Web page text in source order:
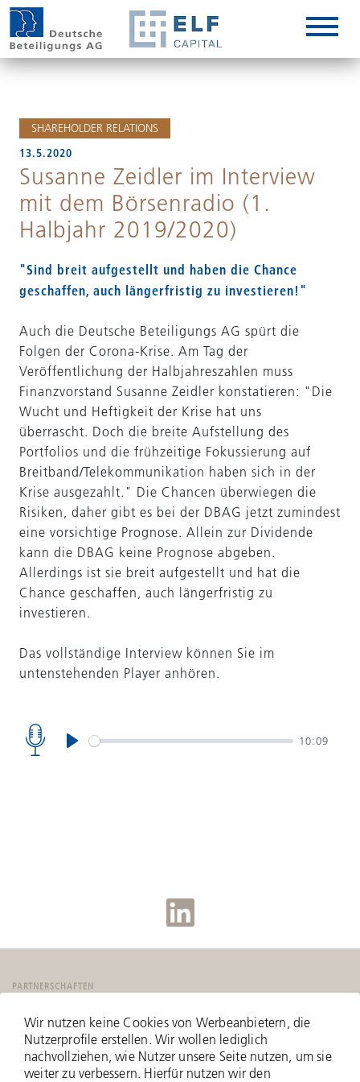
SHAREHOLDER RELATIONS
13.5.2020
Susanne Zeidler im Interview
mit dem Börsenradio (1.
Halbjahr 2019/2020)
"Sind breit aufgestellt und haben die Chance
geschaffen, auch längerfristig zu investieren!"
Auch die Deutsche Beteiligungs AG spürt die
Folgen der Corona-Krise. Am Tag der
Veröffentlichung der Halbjahreszahlen muss
Finanzvorstand Susanne Zeidler konstatieren: "Die
Wucht und Heftigkeit der Krise hat uns
überrascht. Doch die breite Aufstellung des
Portfolios und die frühzeitige Fokussierung auf
Breitband/Telekommunikation haben sich in der
Krise ausgezahlt." Die Chancen überwiegen die
Risiken, daher gibt es bei der DBAG jetzt zumindest
eine vorsichtige Prognose. Allein zur Dividende
kann die DBAG keine Prognose abgeben.
Allerdings ist sie breit aufgestellt und hat die
Chance geschaffen, auch längerfristig zu
investieren.
Das vollständige Interview können Sie im
untenstehenden Player anhören.
10:09
PARTNERSCHAFTEN
Wir nutzen keine Cookies von Werbeanbietern, die
Nutzerprofile erstellen. Wir wollen lediglich
nachvollziehen, wie Nutzer unsere Seite nutzen, um sie
weiter zu verbessern. Hierfür nutzen wir den